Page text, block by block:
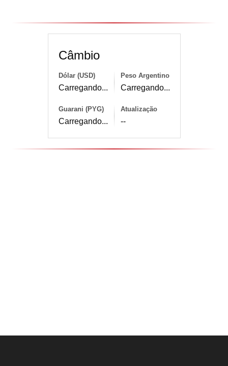
Câmbio
Dólar (USD)
Carregando...
Peso Argentino
Carregando...
Guarani (PYG)
Carregando...
Atualização
--